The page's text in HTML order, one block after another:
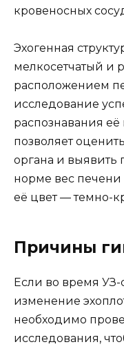
кровеносных
Эхогенная
мелкосетчатый и
расположением
исследование
распознавания
позволяет
органа и выявить
норме вес печени
её цвет — темно-
Причины
Если во время
изменение
необходимо
исследования,